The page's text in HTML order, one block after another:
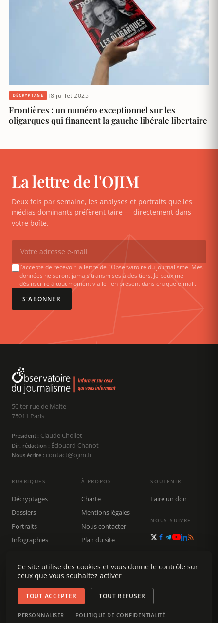
DÉCRYPTAGE 18 juillet 2025
Frontières : un numéro exceptionnel sur les
oligarques qui financent la gauche libérale libertaire
La lettre de l'OJIM
Deux fois par semaine, les analyses et portraits que les
médias dominants préfèrent taire — directement dans
votre boîte.
J'accepte de recevoir la lettre de l'Observatoire du journalisme. Mes
données ne seront jamais transmises à des tiers. Je peux me
désinscrire à tout moment via le lien présent dans chaque e-mail.
S'ABONNER
50 ter rue de Malte
75011 Paris
Président : Claude Chollet
Dir. rédaction : Édouard Chanot
Nous écrire : contact@ojim.fr
RUBRIQUES
Décryptages
Dossiers
Portraits
Infographies
Rechercher
À PROPOS
Charte
Mentions légales
Nous contacter
Plan du site
SOUTENIR
Faire un don
NOUS SUIVRE
© 2026 Observatoire du journalisme (OJIM) · Tous droits réservés ·
Gestion des cookies
Ce site utilise des cookies et vous donne le contrôle sur
ceux que vous souhaitez activer
TOUT ACCEPTER TOUT REFUSER
PERSONNALISER POLITIQUE DE CONFIDENTIALITÉ